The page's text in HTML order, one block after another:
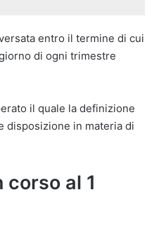
entro il termine di cui
di ogni trimestre
il quale la definizione
disposizione in materia di
al 1